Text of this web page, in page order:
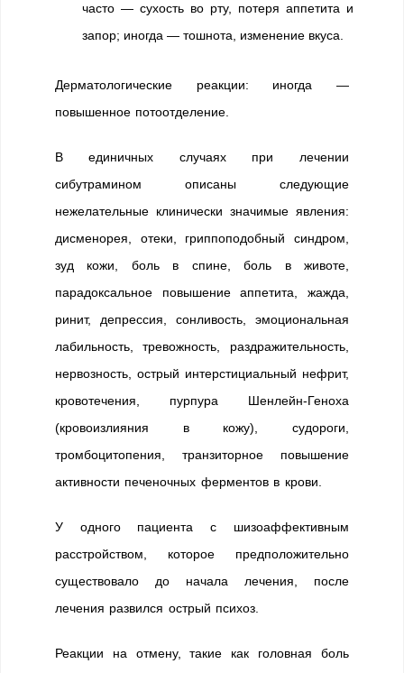
часто — сухость во рту, потеря аппетита и
запор; иногда — тошнота, изменение вкуса.
Дерматологические реакции: иногда —
повышенное потоотделение.
В единичных случаях при лечении
сибутрамином описаны следующие
нежелательные клинически значимые явления:
дисменорея, отеки, гриппоподобный синдром,
зуд кожи, боль в спине, боль в животе,
парадоксальное повышение аппетита, жажда,
ринит, депрессия, сонливость, эмоциональная
лабильность, тревожность, раздражительность,
нервозность, острый интерстициальный нефрит,
кровотечения, пурпура Шенлейн-Геноха
(кровоизлияния в кожу), судороги,
тромбоцитопения, транзиторное повышение
активности печеночных ферментов в крови.
У одного пациента с шизоаффективным
расстройством, которое предположительно
существовало до начала лечения, после
лечения развился острый психоз.
Реакции на отмену, такие как головная боль